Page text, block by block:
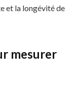
et la longévité de
mesurer